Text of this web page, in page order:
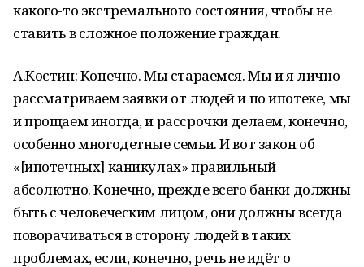
какого-то экстремального состояния, чтобы не
ставить в сложное положение граждан.
А.Костин: Конечно. Мы стараемся. Мы и я лично
рассматриваем заявки от людей и по ипотеке, мы
и прощаем иногда, и рассрочки делаем, конечно,
особенно многодетные семьи. И вот закон об
«[ипотечных] каникулах» правильный
абсолютно. Конечно, прежде всего банки должны
быть с человеческим лицом, они должны всегда
поворачиваться в сторону людей в таких
проблемах, если, конечно, речь не идёт о